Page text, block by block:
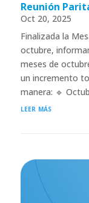
Reunión
Oct 20, 2025
Finalizada la
octubre,
meses de
un incremento
manera: 🔹
leer más